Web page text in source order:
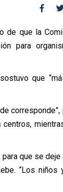
de que la
para
que
que se
“Los niños